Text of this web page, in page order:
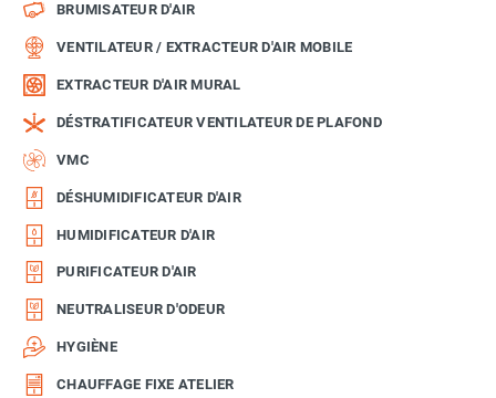
BRUMISATEUR D'AIR
VENTILATEUR / EXTRACTEUR D'AIR MOBILE
EXTRACTEUR D'AIR MURAL
DÉSTRATIFICATEUR VENTILATEUR DE PLAFOND
VMC
DÉSHUMIDIFICATEUR D'AIR
HUMIDIFICATEUR D'AIR
PURIFICATEUR D'AIR
NEUTRALISEUR D'ODEUR
HYGIÈNE
CHAUFFAGE FIXE ATELIER